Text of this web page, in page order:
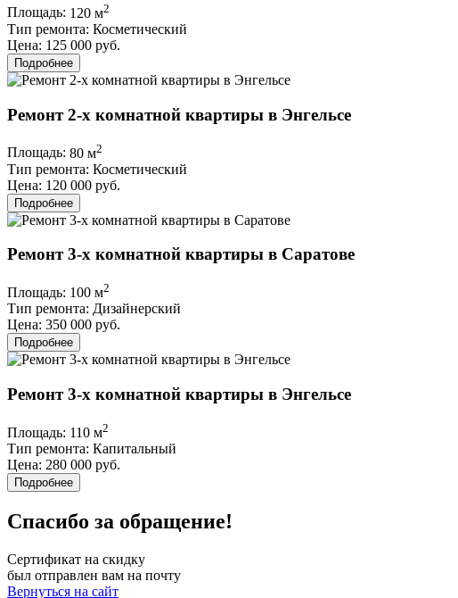
Площадь: 120 м2
Тип ремонта: Косметический
Цена: 125 000 руб.
Подробнее
Ремонт 2-х комнатной квартиры в Энгельсе
Площадь: 80 м2
Тип ремонта: Косметический
Цена: 120 000 руб.
Подробнее
Ремонт 3-х комнатной квартиры в Саратове
Площадь: 100 м2
Тип ремонта: Дизайнерский
Цена: 350 000 руб.
Подробнее
Ремонт 3-х комнатной квартиры в Энгельсе
Площадь: 110 м2
Тип ремонта: Капитальный
Цена: 280 000 руб.
Подробнее
Спасибо за обращение!
Сертификат на скидку
был отправлен вам на почту
Вернуться на сайт